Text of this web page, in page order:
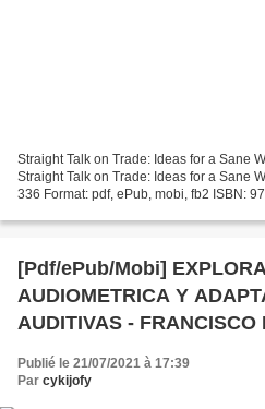
Straight Talk on Trade: Ideas for a Sane
Straight Talk on Trade: Ideas for a Sane
336 Format: pdf, ePub, mobi, fb2 ISBN:
[Pdf/ePub/Mobi]
AUDIOMETRICA Y
AUDITIVAS - FRANCISCO
Publié le 21/07/2021 à 17:39
Par cykijofy